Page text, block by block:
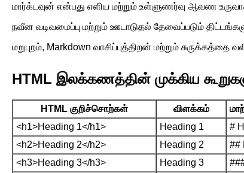
மார்க்டவுன் என்பது எளிய மற்றும் உள்ளுணர்வு ஆவண
நவீன வடிவமைப்பு மற்றும் ஊடாடுதல் தேவைப்படும்
மறுபுறம், Markdown வாசிப்புத்திறன் மற்றும்
HTML இலக்கணத்தின் முக்கிய
HTML குறிச்சொற்கள் விளக்கம்
<h1>Heading 1</h1>
Heading 1
#
<h2>Heading 2</h2>
Heading 2
##
<h3>Heading 3</h3>
Heading 3